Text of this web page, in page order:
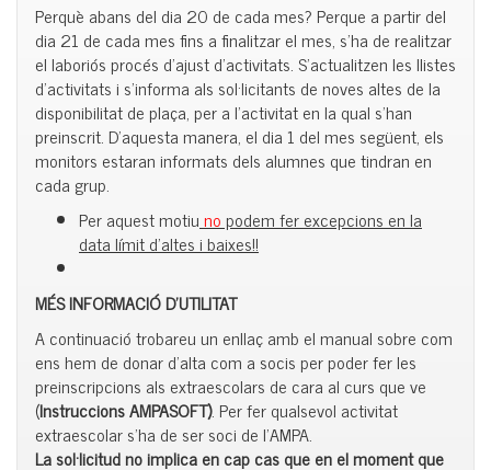
Perquè abans del dia 20 de cada mes? Perque a partir del
dia 21 de cada mes fins a finalitzar el mes, s’ha de realitzar
el laboriós procés d’ajust d’activitats. S’actualitzen les llistes
d’activitats i s’informa als sol·licitants de noves altes de la
disponibilitat de plaça, per a l’activitat en la qual s’han
preinscrit. D’aquesta manera, el dia 1 del mes següent, els
monitors estaran informats dels alumnes que tindran en
cada grup.
Per aquest motiuno podem fer excepcions en la
data límit d’altes i baixes!!
MÉS INFORMACIÓ D’UTILITAT
A continuació trobareu un enllaç amb el manual sobre com
ens hem de donar d’alta com a socis per poder fer les
preinscripcions als extraescolars de cara al curs que ve
(Instruccions AMPASOFT). Per fer qualsevol activitat
extraescolar s’ha de ser soci de l’AMPA.
La sol·licitud no implica en cap cas que en el moment que